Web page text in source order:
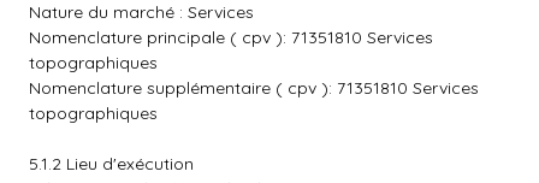
Nature du marché : Services
Nomenclature principale ( cpv ): 71351810 Services
topographiques
Nomenclature supplémentaire ( cpv ): 71351810 Services
topographiques
5.1.2 Lieu d'exécution